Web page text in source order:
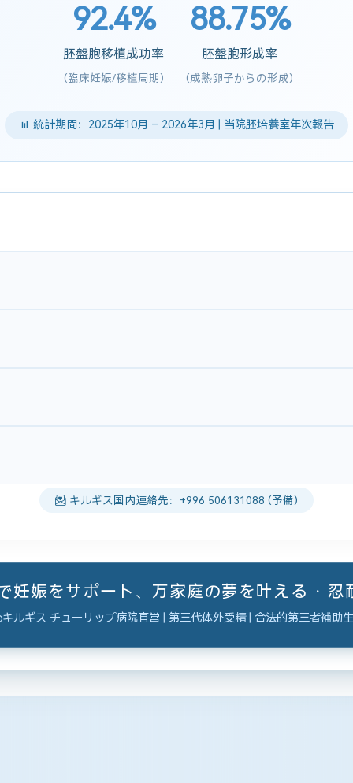
92.4%
胚盤胞移植成功率
(臨床妊娠/移植周期)
88.75%
胚盤胞形成率
(成熟卵子からの形成)
📊 統計期間：2025年10月 – 2026年3月 | 当院胚培養室年次報告
キルギス国内連絡先：+996 506131088 (予備)
妊娠をサポート、万家庭の夢を叶える · 忍
キルギス チューリップ病院直営 | 第三代体外受精 | 合法的第三者補助